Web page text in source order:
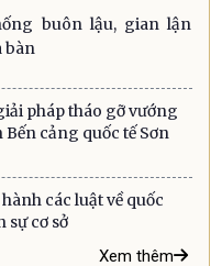
buôn lậu, gian lận
bàn
pháp tháo gỡ vướng
cảng quốc tế Sơn
các luật về quốc
sự cơ sở
Xem thêm